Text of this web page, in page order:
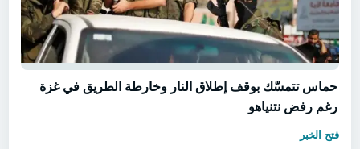
حماس تتمسّك بوقف إطلاق النار وخارطة الطريق في غزة
رغم رفض نتنياهو
فتح الخبر